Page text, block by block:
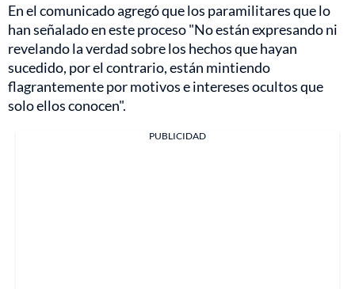
En el comunicado agregó que los paramilitares que lo
han señalado en este proceso "No están expresando ni
revelando la verdad sobre los hechos que hayan
sucedido, por el contrario, están mintiendo
flagrantemente por motivos e intereses ocultos que
solo ellos conocen".
PUBLICIDAD